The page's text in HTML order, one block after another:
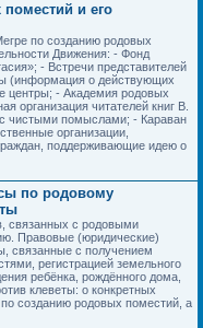
и его
по созданию родовых
Движения: - Фонд
- Встречи представителей
(информация о действующих
центры; - Академия родовых
организация читателей книг В.
чистыми помыслами; - Караван
организации,
поддерживающие идею о
по родовому
связанных с родовыми
Правовые (юридические)
связанные с получением
регистрацией земельного
ребёнка, рождённого дома,
клеветы: о конкретных
созданию родовых поместий, а